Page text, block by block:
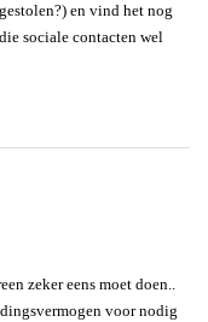
en vind het nog
sociale contacten wel
zeker eens moet doen..
voor nodig